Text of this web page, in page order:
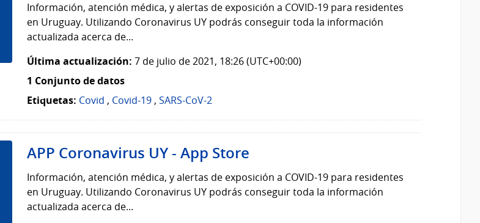
Información, atención médica, y alertas de exposición a COVID-19 para residentes
en Uruguay. Utilizando Coronavirus UY podrás conseguir toda la información
actualizada acerca de...
Última actualización: 7 de julio de 2021, 18:26 (UTC+00:00)
1 Conjunto de datos
Etiquetas: Covid , Covid-19 , SARS-CoV-2
APP Coronavirus UY - App Store
Información, atención médica, y alertas de exposición a COVID-19 para residentes
en Uruguay. Utilizando Coronavirus UY podrás conseguir toda la información
actualizada acerca de...